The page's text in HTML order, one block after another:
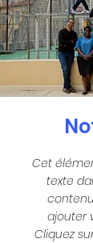
Cet
texte
ajouter
Cliquez